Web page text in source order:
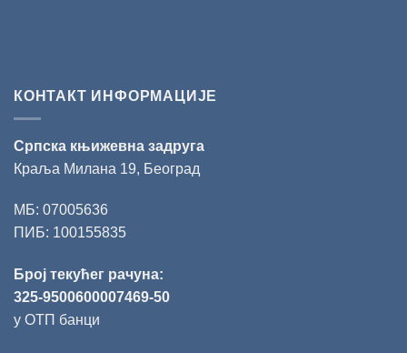
КОНТАКТ ИНФОРМАЦИЈЕ
Српска књижевна задруга
Краља Милана 19, Београд
МБ: 07005636
ПИБ: 100155835
Број текућег рачуна:
325-9500600007469-50
у ОТП банци